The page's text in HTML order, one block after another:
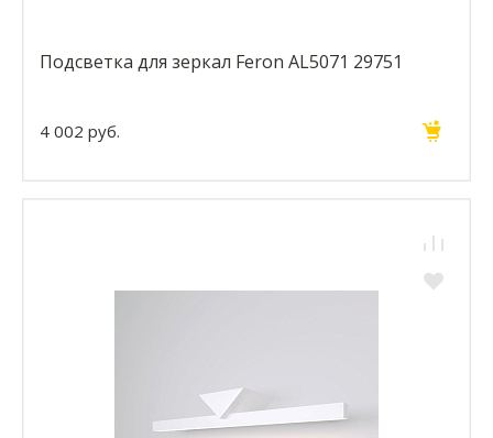
Подсветка для зеркал Feron AL5071 29751
4 002 руб.